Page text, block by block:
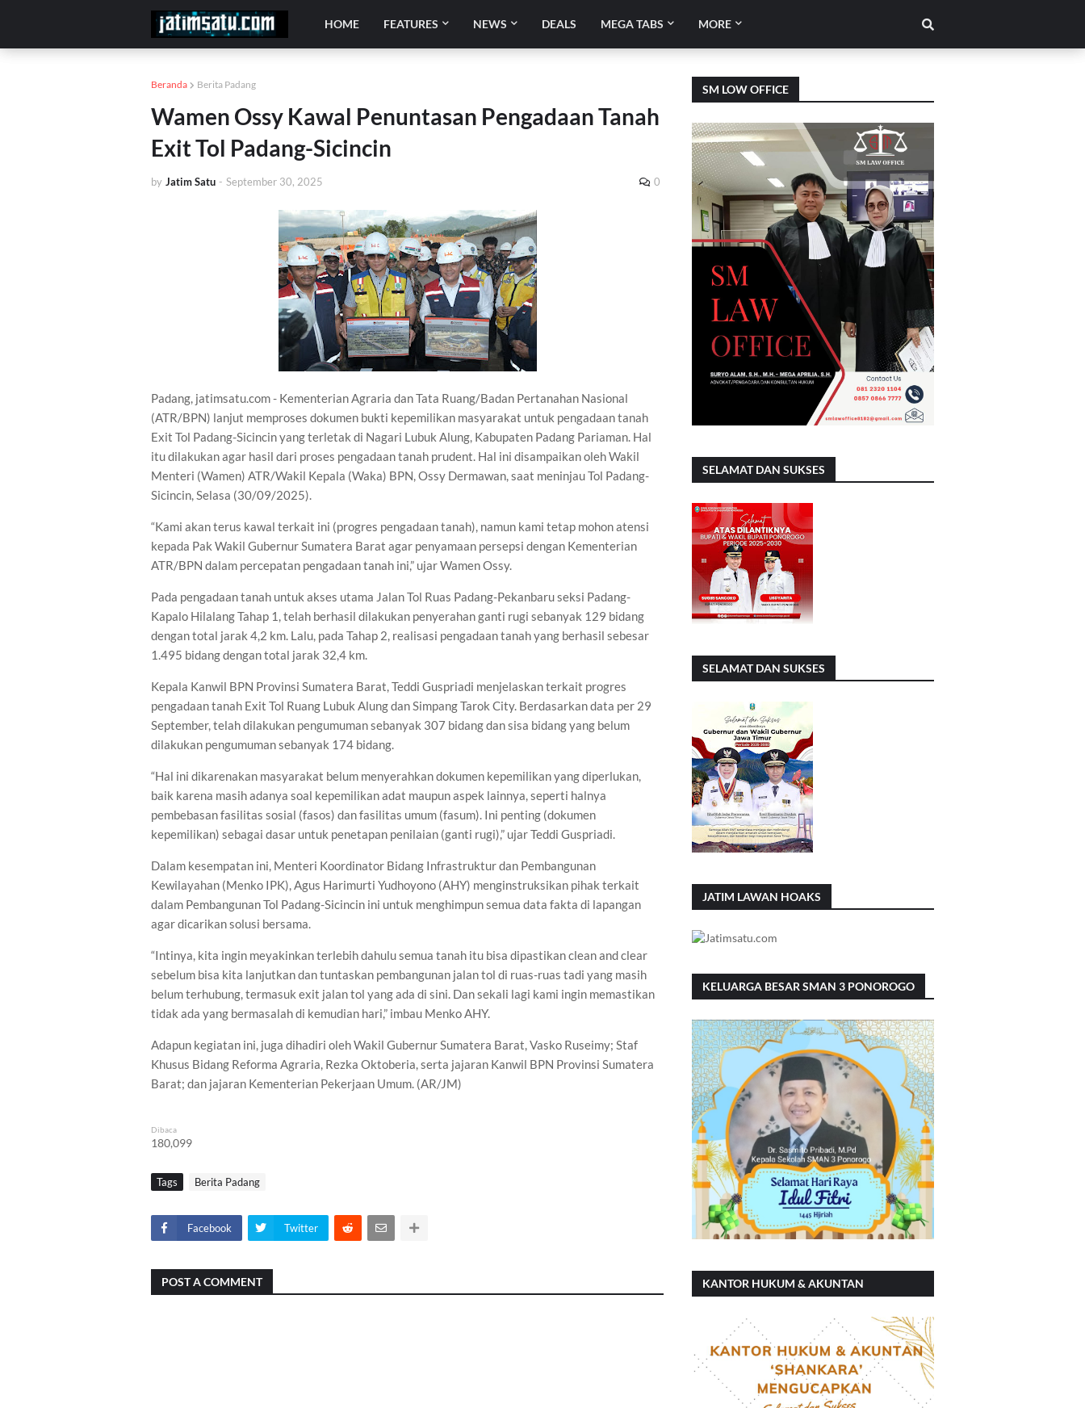
HOME FEATURES NEWS DEALS MEGA TABS MORE
Beranda Berita Padang
Wamen Ossy Kawal Penuntasan Pengadaan Tanah
Exit Tol Padang-Sicincin
by Jatim Satu - September 30, 2025 0
Padang, jatimsatu.com - Kementerian Agraria dan Tata Ruang/Badan Pertanahan Nasional
(ATR/BPN) lanjut memproses dokumen bukti kepemilikan masyarakat untuk pengadaan tanah
Exit Tol Padang-Sicincin yang terletak di Nagari Lubuk Alung, Kabupaten Padang Pariaman. Hal
itu dilakukan agar hasil dari proses pengadaan tanah prudent. Hal ini disampaikan oleh Wakil
Menteri (Wamen) ATR/Wakil Kepala (Waka) BPN, Ossy Dermawan, saat meninjau Tol Padang-
Sicincin, Selasa (30/09/2025).
“Kami akan terus kawal terkait ini (progres pengadaan tanah), namun kami tetap mohon atensi
kepada Pak Wakil Gubernur Sumatera Barat agar penyamaan persepsi dengan Kementerian
ATR/BPN dalam percepatan pengadaan tanah ini,” ujar Wamen Ossy.
Pada pengadaan tanah untuk akses utama Jalan Tol Ruas Padang-Pekanbaru seksi Padang-
Kapalo Hilalang Tahap 1, telah berhasil dilakukan penyerahan ganti rugi sebanyak 129 bidang
dengan total jarak 4,2 km. Lalu, pada Tahap 2, realisasi pengadaan tanah yang berhasil sebesar
1.495 bidang dengan total jarak 32,4 km.
Kepala Kanwil BPN Provinsi Sumatera Barat, Teddi Guspriadi menjelaskan terkait progres
pengadaan tanah Exit Tol Ruang Lubuk Alung dan Simpang Tarok City. Berdasarkan data per 29
September, telah dilakukan pengumuman sebanyak 307 bidang dan sisa bidang yang belum
dilakukan pengumuman sebanyak 174 bidang.
“Hal ini dikarenakan masyarakat belum menyerahkan dokumen kepemilikan yang diperlukan,
baik karena masih adanya soal kepemilikan adat maupun aspek lainnya, seperti halnya
pembebasan fasilitas sosial (fasos) dan fasilitas umum (fasum). Ini penting (dokumen
kepemilikan) sebagai dasar untuk penetapan penilaian (ganti rugi),” ujar Teddi Guspriadi.
Dalam kesempatan ini, Menteri Koordinator Bidang Infrastruktur dan Pembangunan
Kewilayahan (Menko IPK), Agus Harimurti Yudhoyono (AHY) menginstruksikan pihak terkait
dalam Pembangunan Tol Padang-Sicincin ini untuk menghimpun semua data fakta di lapangan
agar dicarikan solusi bersama.
“Intinya, kita ingin meyakinkan terlebih dahulu semua tanah itu bisa dipastikan clean and clear
sebelum bisa kita lanjutkan dan tuntaskan pembangunan jalan tol di ruas-ruas tadi yang masih
belum terhubung, termasuk exit jalan tol yang ada di sini. Dan sekali lagi kami ingin memastikan
tidak ada yang bermasalah di kemudian hari,” imbau Menko AHY.
Adapun kegiatan ini, juga dihadiri oleh Wakil Gubernur Sumatera Barat, Vasko Ruseimy; Staf
Khusus Bidang Reforma Agraria, Rezka Oktoberia, serta jajaran Kanwil BPN Provinsi Sumatera
Barat; dan jajaran Kementerian Pekerjaan Umum. (AR/JM)
Dibaca
180,099
Tags Berita Padang
Facebook Twitter
POST A COMMENT
SM LOW OFFICE
SELAMAT DAN SUKSES
SELAMAT DAN SUKSES
JATIM LAWAN HOAKS
KELUARGA BESAR SMAN 3 PONOROGO
KANTOR HUKUM & AKUNTAN